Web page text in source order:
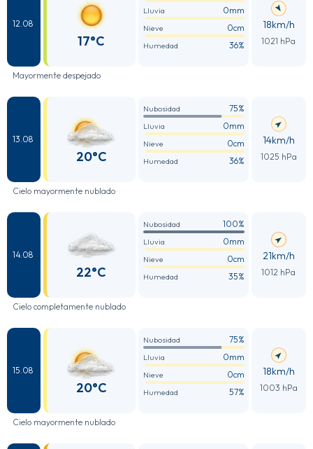
12.08
17°C
Lluvia 0mm
Nieve 0cm
Humedad 36%
18km/h
1021 hPa
Mayormente despejado
13.08
20°C
Nubosidad 75%
Lluvia 0mm
Nieve 0cm
Humedad 36%
14km/h
1025 hPa
Cielo mayormente nublado
14.08
22°C
Nubosidad 100%
Lluvia 0mm
Nieve 0cm
Humedad 35%
21km/h
1012 hPa
Cielo completamente nublado
15.08
20°C
Nubosidad 75%
Lluvia 0mm
Nieve 0cm
Humedad 57%
18km/h
1003 hPa
Cielo mayormente nublado